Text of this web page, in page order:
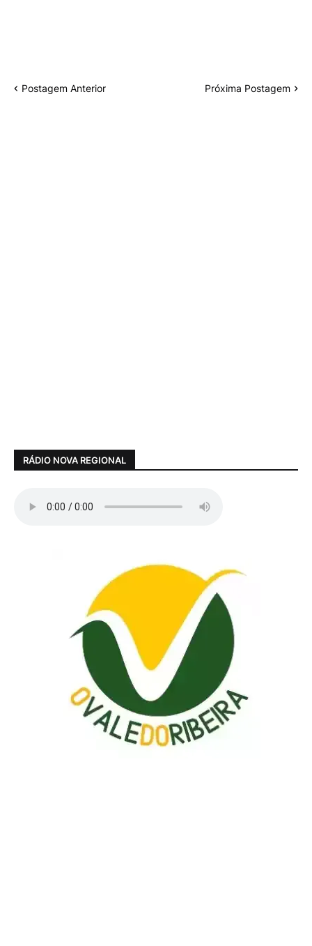
Postagem Anterior Próxima Postagem
RÁDIO NOVA REGIONAL